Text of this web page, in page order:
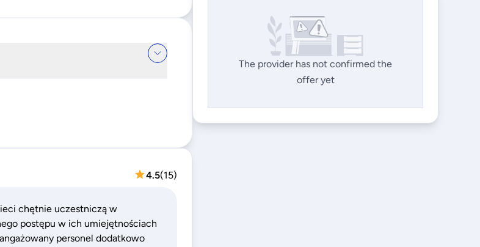
4.5(15)
chętnie uczestniczą w
postępu w ich umiejętnościach
personel dodatkowo
The provider has not confirmed the
offer yet